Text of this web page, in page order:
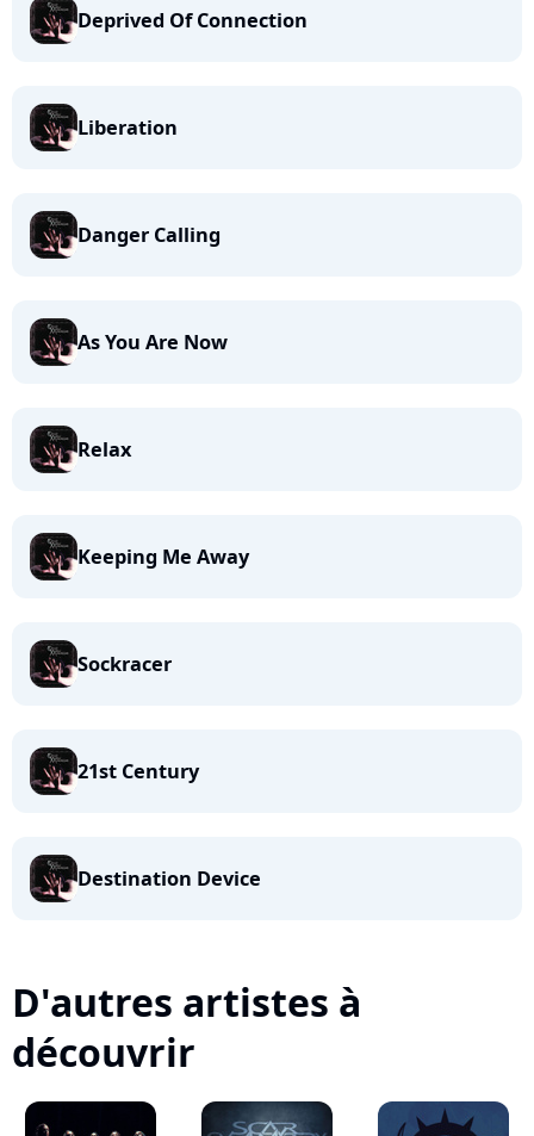
Deprived Of Connection
Liberation
Danger Calling
As You Are Now
Relax
Keeping Me Away
Sockracer
21st Century
Destination Device
D'autres artistes à
découvrir